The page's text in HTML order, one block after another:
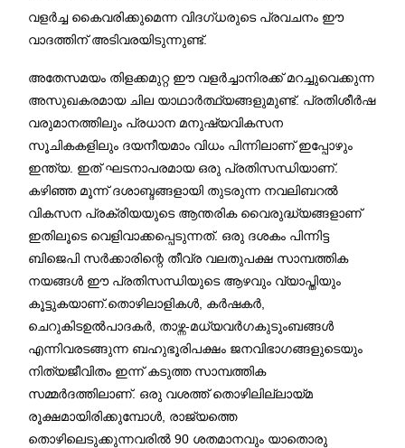
വളർച്ച കൈവരിക്കുമെന്ന വിദഗ്ധരുടെ പ്രവചനം ഈ
വാദത്തിന് അടിവരയിടുന്നുണ്ട്.
അതേസമയം തിളക്കമുറ്റ ഈ വളർച്ചാനിരക്ക് മറച്ചുവെക്കുന്ന
അസുഖകരമായ ചില യാഥാർത്ഥ്യങ്ങളുമുണ്ട്. പ്രതിശീർഷ
വരുമാനത്തിലും പ്രധാന മനുഷ്യവികസന
സൂചികകളിലും ദയനീയമാം വിധം പിന്നിലാണ് ഇപ്പോഴും
ഇന്ത്യ. ഇത് ഘടനാപരമായ ഒരു പ്രതിസന്ധിയാണ്.
കഴിഞ്ഞ മൂന്ന് ദശാബ്ദങ്ങളായി തുടരുന്ന നവലിബറൽ
വികസന പ്രക്രിയയുടെ ആന്തരിക വൈരുദ്ധ്യങ്ങളാണ്
ഇതിലൂടെ വെളിവാക്കപ്പെടുന്നത്. ഒരു ദശകം പിന്നിട്ട
ബിജെപി സർക്കാരിന്റെ തീവ്ര വലതുപക്ഷ സാമ്പത്തിക
നയങ്ങൾ ഈ പ്രതിസന്ധിയുടെ ആഴവും വ്യാപ്തിയും
കൂട്ടുകയാണ്.തൊഴിലാളികൾ, കർഷകർ,
ചെറുകിടഉൽപാദകർ, താഴ്ന്ന-മധ്യവർഗകുടുംബങ്ങൾ
എന്നിവരടങ്ങുന്ന ബഹുഭൂരിപക്ഷം ജനവിഭാഗങ്ങളുടെയും
നിത്യജീവിതം ഇന്ന് കടുത്ത സാമ്പത്തിക
സമ്മർദത്തിലാണ്. ഒരു വശത്ത് തൊഴിലില്ലായ്മ
രൂക്ഷമായിരിക്കുമ്പോൾ, രാജ്യത്തെ
തൊഴിലെടുക്കുന്നവരിൽ 90 ശതമാനവും യാതൊരു